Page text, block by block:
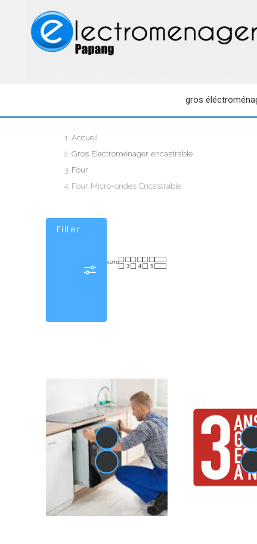
gros
Accueil
Gros Electroménager encastrable
Four
Four Micro-ondes Encastrable
Filter